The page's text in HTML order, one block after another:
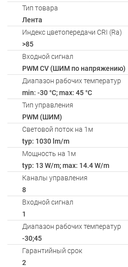
Тип товара
Лента
Индекс цветопередачи CRI (Ra)
>85
Входной сигнал
PWM СV (ШИМ по напряжению)
Диапазон рабочих температур
min: -30 °C; max: 45 °C
Тип управления
PWM (ШИМ)
Световой поток на 1м
typ: 1030 lm/m
Мощность на 1м
typ: 13 W/m; max: 14.4 W/m
Каналы управления
8
Входной сигнал
1
Диапазон рабочих температур
-30;45
Гарантийный срок
2